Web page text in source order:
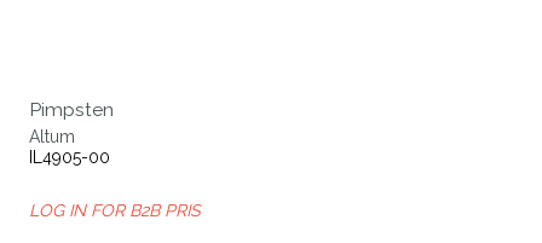
Pimpsten
Altum
IL4905-00
LOG IN FOR B2B PRIS